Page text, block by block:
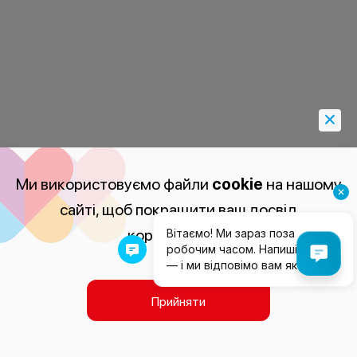
Ми використовуємо файли cookie на нашому
сайті, щоб покращити ваш досвід
користування.
Прийняти